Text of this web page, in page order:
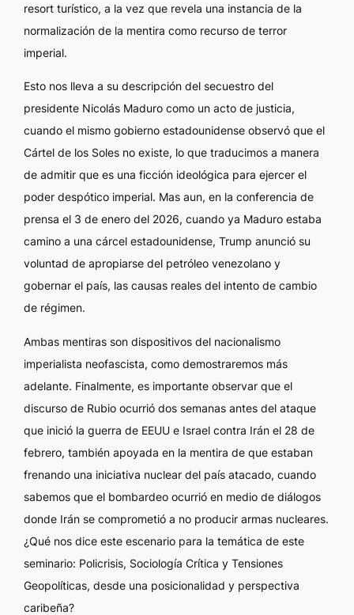
resort turístico, a la vez que revela una instancia de la
normalización de la mentira como recurso de terror
imperial.
Esto nos lleva a su descripción del secuestro del
presidente Nicolás Maduro como un acto de justicia,
cuando el mismo gobierno estadounidense observó que el
Cártel de los Soles no existe, lo que traducimos a manera
de admitir que es una ficción ideológica para ejercer el
poder despótico imperial. Mas aun, en la conferencia de
prensa el 3 de enero del 2026, cuando ya Maduro estaba
camino a una cárcel estadounidense, Trump anunció su
voluntad de apropiarse del petróleo venezolano y
gobernar el país, las causas reales del intento de cambio
de régimen.
Ambas mentiras son dispositivos del nacionalismo
imperialista neofascista, como demostraremos más
adelante. Finalmente, es importante observar que el
discurso de Rubio ocurrió dos semanas antes del ataque
que inició la guerra de EEUU e Israel contra Irán el 28 de
febrero, también apoyada en la mentira de que estaban
frenando una iniciativa nuclear del país atacado, cuando
sabemos que el bombardeo ocurrió en medio de diálogos
donde Irán se comprometió a no producir armas nucleares.
¿Qué nos dice este escenario para la temática de este
seminario: Policrisis, Sociología Crítica y Tensiones
Geopolíticas, desde una posicionalidad y perspectiva
caribeña?